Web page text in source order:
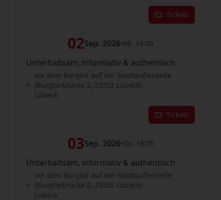
Tickets
02Sep. 2026•Mi. 16:00
Unterhaltsam, informativ & authentisch
vor dem Burgtor auf der Stadtaußenseite
(Burgtorbrücke 2, 23552 Lübeck)
Lübeck
Tickets
03Sep. 2026•Do. 16:00
Unterhaltsam, informativ & authentisch
vor dem Burgtor auf der Stadtaußenseite
(Burgtorbrücke 2, 23552 Lübeck)
Lübeck